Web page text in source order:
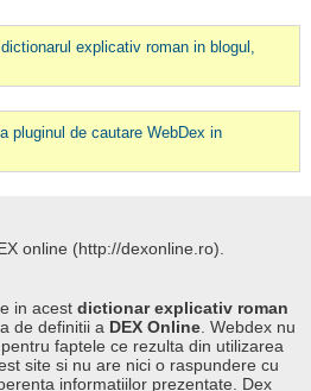
explicativ roman in blogul,
pluginul de cautare WebDex in
online (http://dexonline.ro).
in acestdictionar explicativ roman
de definitii a DEX Online . Webdex nu
faptele ce rezulta din utilizarea
site si nu are nici o raspundere cu
informatiilor prezentate. Dex